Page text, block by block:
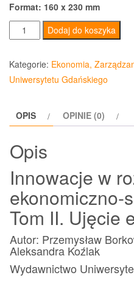
Format: 160 x 230 mm
ilość
Innowacje
w
rozwoju
ekonomiczno-
Tom
Ujęcie
empiryczne
Dodaj do koszyka
Kategorie: Ekonomia,
Uniwersytetu Gdańskiego
OPIS OPINIE (0)
Opis
Innowacje w
ekonomiczno-
Tom II. Ujęcie
Autor: Przemysław
Aleksandra Koźlak
Wydawnictwo